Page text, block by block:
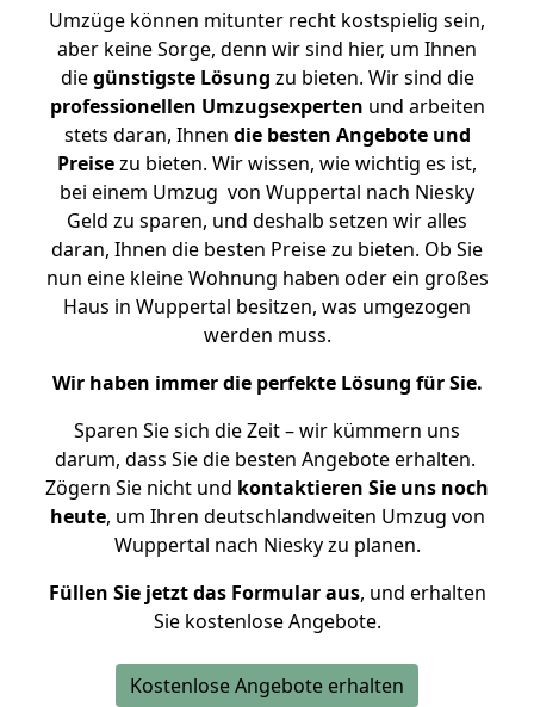
Umzüge können mitunter recht kostspielig sein,
aber keine Sorge, denn wir sind hier, um Ihnen
diegünstigste Lösung zu bieten. Wir sind die
professionellen Umzugsexperten und arbeiten
stets daran, Ihnen die besten Angebote und
Preisezu bieten. Wir wissen, wie wichtig es ist,
bei einem Umzug von Wuppertal nach Niesky
Geld zu sparen, und deshalb setzen wir alles
daran, Ihnen die besten Preise zu bieten. Ob Sie
nun eine kleine Wohnung haben oder ein großes
Haus in Wuppertal besitzen, was umgezogen
werden muss.
Wir haben immer die perfekte Lösung für Sie.
Sparen Sie sich die Zeit – wir kümmern uns
darum, dass Sie die besten Angebote erhalten.
Zögern Sie nicht und kontaktieren Sie uns noch
heute, um Ihren deutschlandweiten Umzug von
Wuppertal nach Niesky zu planen.
Füllen Sie jetzt das Formular aus, und erhalten
Sie kostenlose Angebote.
Kostenlose Angebote erhalten